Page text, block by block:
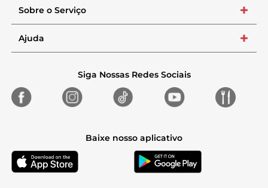
Sobre o Serviço +
Ajuda +
Siga Nossas Redes Sociais
Baixe nosso aplicativo